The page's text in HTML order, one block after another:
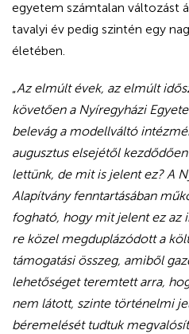
egyetem számtalan változást
tavalyi év pedig szintén egy
életében.
„Az elmúlt évek, az elmúlt
követően a Nyíregyházi
belevág a modellváltó
augusztus elsejétől
lettünk, de mit is jelent ez? A
Alapítvány fenntartásában
fogható, hogy mit jelent ez az
re közel megduplázódott a
támogatási összeg, amiből
lehetőséget teremtett arra,
nem látott, szinte történelmi
béremelését tudtuk